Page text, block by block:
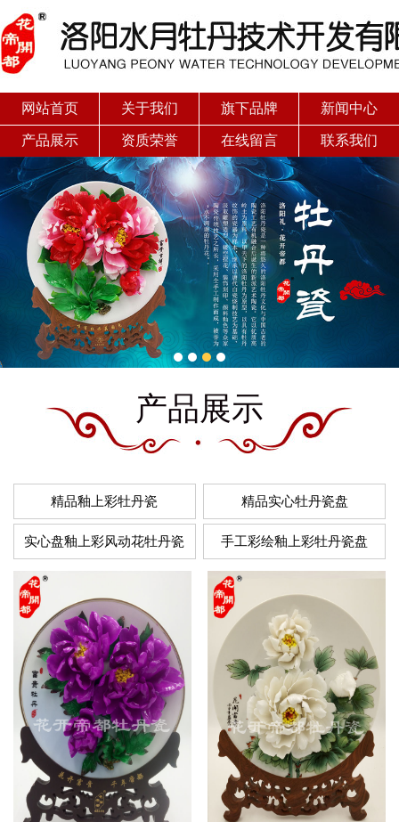
网站首页 关于我们 旗下品牌 新闻中心
产品展示 资质荣誉 在线留言 联系我们
产品展示
精品釉上彩牡丹瓷 精品实心牡丹瓷盘
实心盘釉上彩风动花牡丹瓷 手工彩绘釉上彩牡丹瓷盘